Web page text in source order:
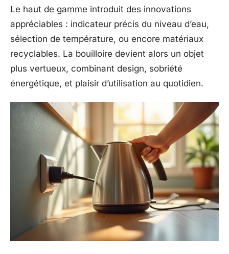
Le haut de gamme introduit des innovations
appréciables : indicateur précis du niveau d’eau,
sélection de température, ou encore matériaux
recyclables. La bouilloire devient alors un objet
plus vertueux, combinant design, sobriété
énergétique, et plaisir d’utilisation au quotidien.